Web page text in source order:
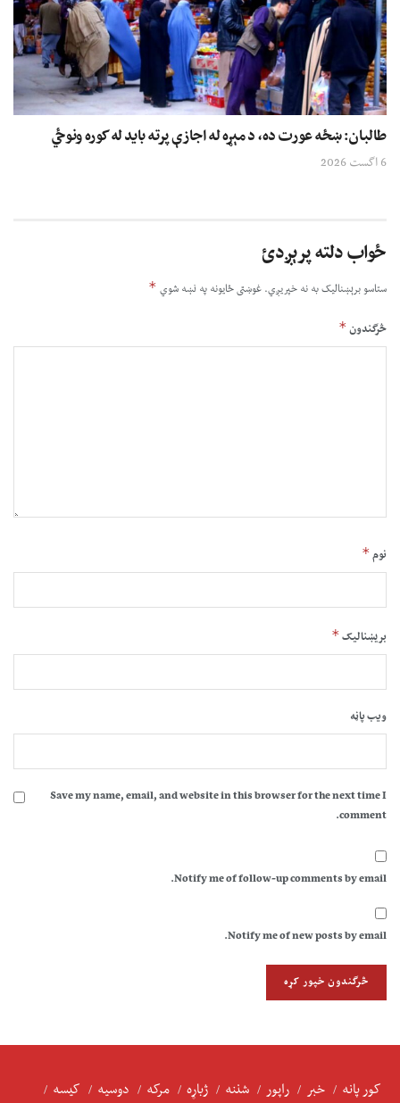
طالبان: ښځه عورت ده، د مېړه له اجازې پرته باید له کوره ونوځي
6 اگست 2026
ځواب دلته پرېږدئ
ستاسو برېښناليک به نه خپريږي.غوښتى ځایونه په نښه شوي *
څرگندون*
نوم*
بریښنالیک*
ویب پاڼه
Save my name, email, and website in this browser for the next time I
comment.
Notify me of follow-up comments by email.
Notify me of new posts by email.
کور پانه خبر راپور شننه ژباړه مرکه دوسیه
کیسه